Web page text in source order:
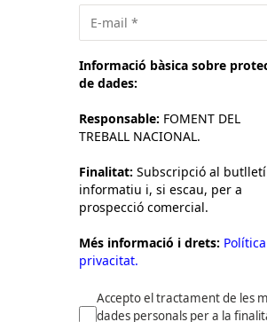
Informació bàsica sobre
de dades:
Responsable: FOMENT DEL
TREBALL NACIONAL.
Finalitat: Subscripció al butlletí
informatiu i, si escau, per a
prospecció comercial.
Més informació i drets:
privacitat.
Accepto el tractament de les
dades personals per a la